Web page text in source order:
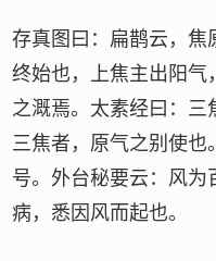
存真图曰：扁鹊云，焦
终始也，上焦主出阳气
之溉焉。太素经曰：
三焦者，原气之别使
号。外台秘要云：风为
病，悉因风而起也。